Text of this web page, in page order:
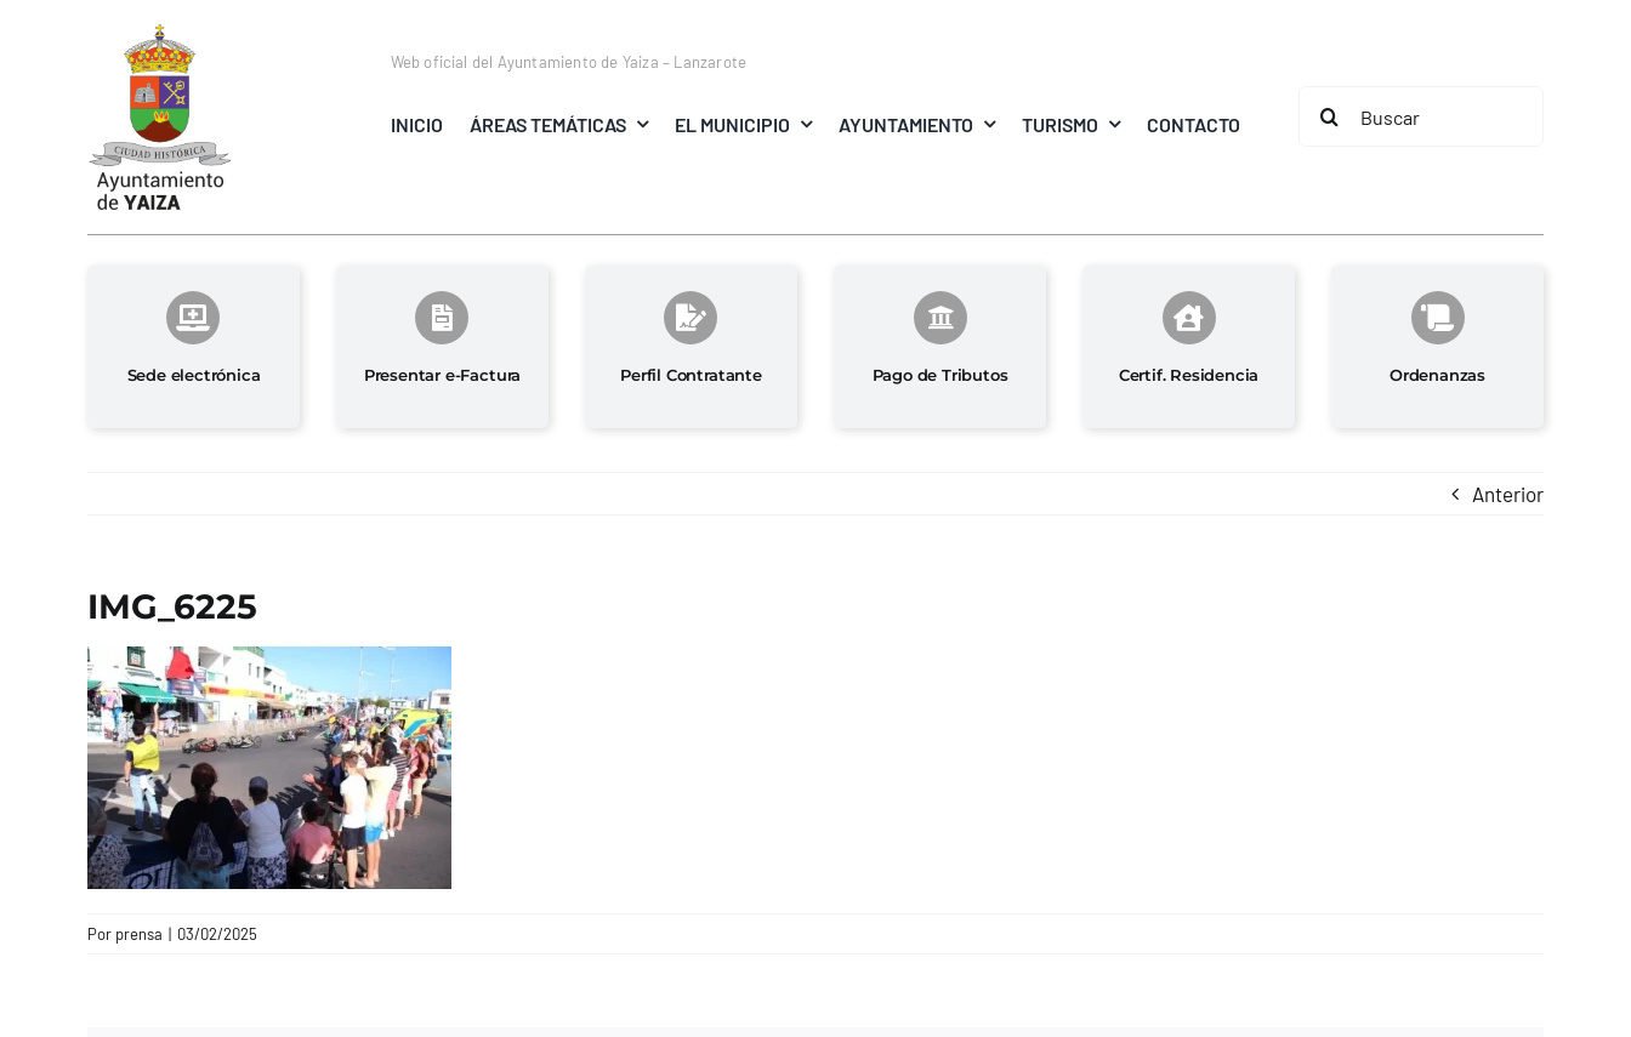
Web oficial del Ayuntamiento de Yaiza – Lanzarote
INICIO ÁREAS TEMÁTICAS EL MUNICIPIO AYUNTAMIENTO TURISMO CONTACTO
Buscar:
Sede electrónica Presentar e-Factura Perfil Contratante Pago de Tributos Certif. Residencia Ordenanzas
Anterior
IMG_6225
Por prensa | 03/02/2025